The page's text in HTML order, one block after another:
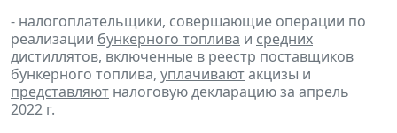
- налогоплательщики, совершающие операции по
реализации бункерного топлива и средних
дистиллятов, включенные в реестр поставщиков
бункерного топлива, уплачиваютакцизы и
представляют налоговую декларацию за апрель
2022 г.